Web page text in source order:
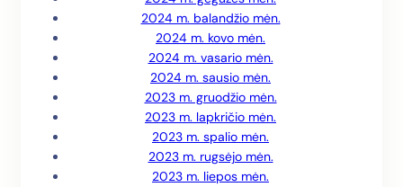
2024 m. balandžio mėn.
2024 m. kovo mėn.
2024 m. vasario mėn.
2024 m. sausio mėn.
2023 m. gruodžio mėn.
2023 m. lapkričio mėn.
2023 m. spalio mėn.
2023 m. rugsėjo mėn.
2023 m. liepos mėn.